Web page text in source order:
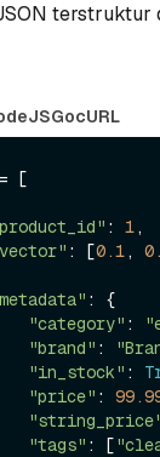
terstruktur
GocURL
[
: 1,
: [0.1,
: {
"category" :
"brand" :
"in_stock" :
"price" :
"tags" : [